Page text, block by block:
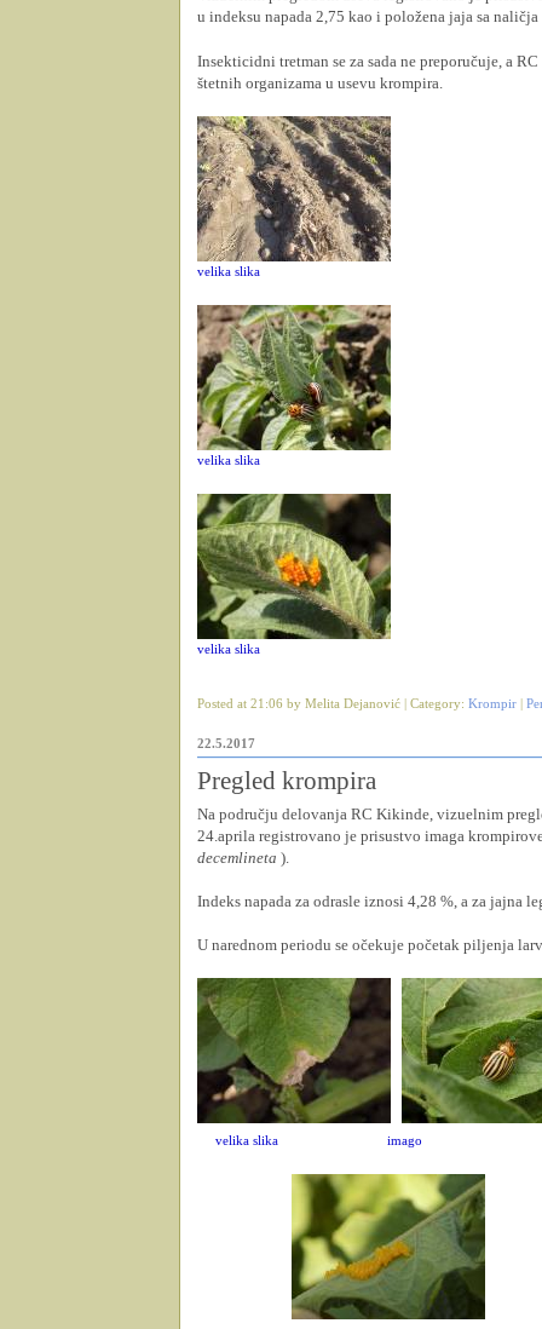
u indeksu napada 2,75 kao i položena jaja sa
Insekticidni tretman se za sada ne preporučuje, a
štetnih organizama u usevu krompira.
velika slika
velika slika
velika slika
Posted at 21:06 by Melita Dejanović | Category: Krompir
22.5.2017
Pregled krompira
Na području delovanja RC Kikinde, vizuelnim
24.aprila registrovano je prisustvo imaga
decemlineta ).
Indeks napada za odrasle iznosi 4,28 %, a za jajna
U narednom periodu se očekuje početak piljenja
velika slika imago